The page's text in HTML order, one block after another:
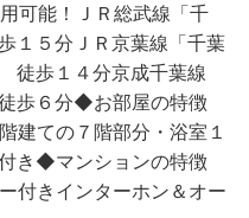
可能！ＪＲ総武線「千
１５分ＪＲ京葉線「千葉
徒歩１４分京成千葉線
歩６分◆お部屋の特徴
建ての７階部分・浴室１
き◆マンションの特徴
付きインターホン＆オー